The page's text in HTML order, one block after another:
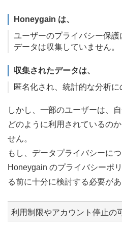
Honeygain は、
ユーザーのプライバシー保
データは収集していません。
収集されたデータは、
匿名化され、統計的な分析に
しかし、一部のユーザーは、
どのように利用されているの
せん。
もし、データプライバシーに
Honeygain のプライバシーポ
る前に十分に検討する必要があ
利用制限やアカウント停止の